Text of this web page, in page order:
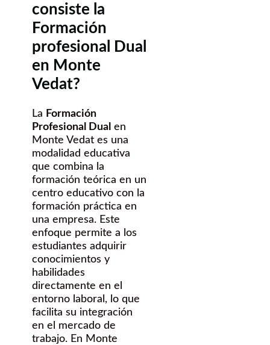
consiste la
Formación
profesional Dual
en Monte
Vedat?
La Formación
Profesional Dual en
Monte Vedat es una
modalidad educativa
que combina la
formación teórica en un
centro educativo con la
formación práctica en
una empresa. Este
enfoque permite a los
estudiantes adquirir
conocimientos y
habilidades
directamente en el
entorno laboral, lo que
facilita su integración
en el mercado de
trabajo. En Monte